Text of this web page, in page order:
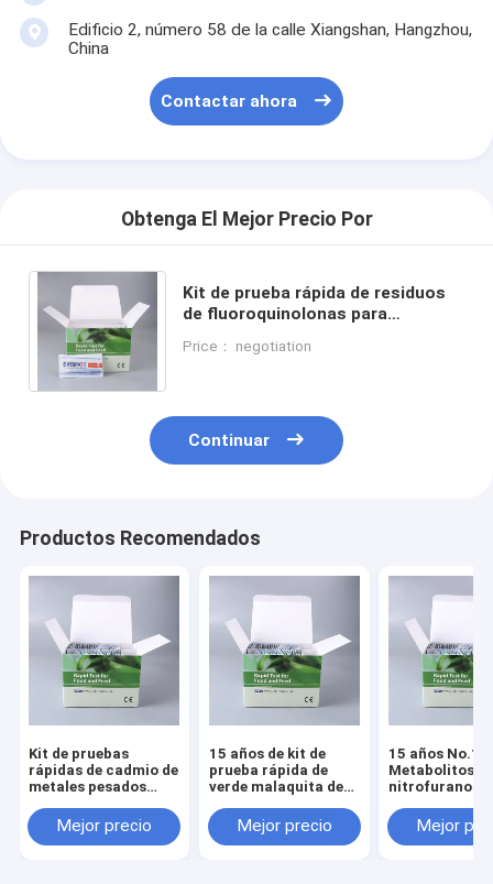
Edificio 2, número 58 de la calle Xiangshan, Hangzhou,
China
Contactar ahora
Obtenga El Mejor Precio Por
Kit de prueba rápida de residuos
de fluoroquinolonas para
Certificado CE e ISO
Price： negotiation
Continuar
Productos Recomendados
Kit de pruebas
rápidas de cadmio de
metales pesados
fiable para el control
del riesgo de cadmio
Mejor precio
15 años de kit de
prueba rápida de
verde malaquita de
peces, camarones y
productos acuáticos
Mejor precio
15 años No.1
Metabolitos
nitrofurano de
rápida 4 en 1
Mejor